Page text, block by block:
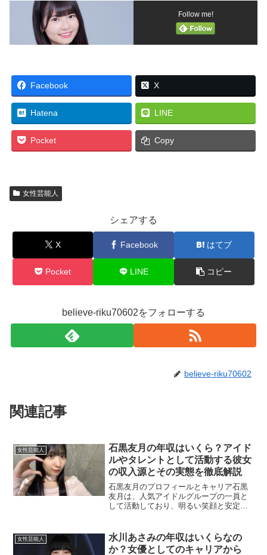
Follow me!
Facebook X
Hatena LINE
Pocket Copy
女性芸能人
シェアする
X Facebook はてブ
Pocket LINE コピー
believe-riku70602をフォローする
believe-riku70602
関連記事
女性芸能人
石黒友月の年収はいくら？アイド
ルやタレントとして活動する彼女
の収入源とその実態を徹底解説
石黒友月のプロフィールとキャリア石黒
友月は、人気アイドルグループの一員と
して活動しており、明るい笑顔と安定し
増えており、将来的な活躍がますます期
待されているタレントのひ...
女性芸能人
水川あさみの年収はいくらなの
か？女優としてのキャリアから